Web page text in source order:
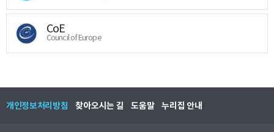
CoE
Council of Europe
개인정보처리방침 찾아오시는 길 도움말 누리집 안내